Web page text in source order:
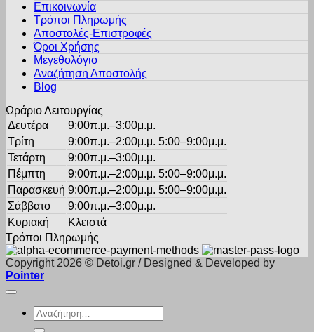
επιλογές
μπορούν
επιλεγούν
σελίδα
€26.50.
Επικοινωνία
Τρόποι Πληρωμής
Αποστολές-Επιστροφές
Όροι Χρήσης
Μεγεθολόγιο
Αναζήτηση Αποστολής
Blog
Ωράριο Λειτουργίας
Δευτέρα
9:00π.μ.–3:00μ.μ.
Τρίτη
9:00π.μ.–2:00μ.μ. 5:00–9:00μ.μ.
Τετάρτη
9:00π.μ.–3:00μ.μ.
Πέμπτη
9:00π.μ.–2:00μ.μ. 5:00–9:00μ.μ.
Παρασκευή 9:00π.μ.–2:00μ.μ. 5:00–9:00μ.μ.
Σάββατο
9:00π.μ.–3:00μ.μ.
Κυριακή
Κλειστά
Τρόποι Πληρωμής
Copyright 2026 © Detoi.gr / Designed & Developed by
Pointer
Αναζήτηση
για: